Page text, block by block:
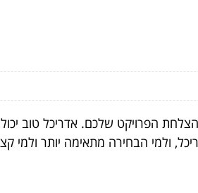
הפרויקט שלכם. אדריכל טוב
ולמי הבחירה מתאימה יותר ולמי